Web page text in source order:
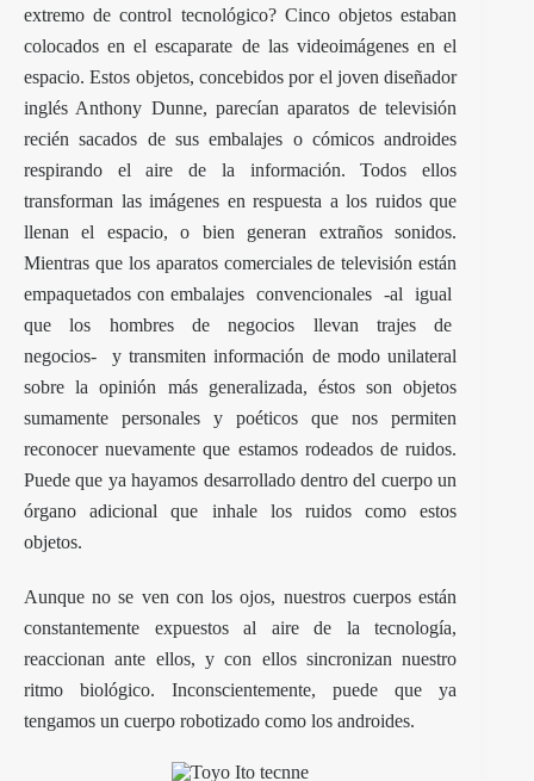
extremo de control tecnológico? Cinco objetos estaban
colocados en el escaparate de las videoimágenes en el
espacio. Estos objetos, concebidos por el joven diseñador
inglés Anthony Dunne, parecían aparatos de televisión
recién sacados de sus embalajes o cómicos androides
respirando el aire de la información. Todos ellos
transforman las imágenes en respuesta a los ruidos que
llenan el espacio, o bien generan extraños sonidos.
Mientras que los aparatos comerciales de televisión están
empaquetados con embalajes convencionales -al igual
que los hombres de negocios llevan trajes de
negocios- y transmiten información de modo unilateral
sobre la opinión más generalizada, éstos son objetos
sumamente personales y poéticos que nos permiten
reconocer nuevamente que estamos rodeados de ruidos.
Puede que ya hayamos desarrollado dentro del cuerpo un
órgano adicional que inhale los ruidos como estos
objetos.
Aunque no se ven con los ojos, nuestros cuerpos están
constantemente expuestos al aire de la tecnología,
reaccionan ante ellos, y con ellos sincronizan nuestro
ritmo biológico. Inconscientemente, puede que ya
tengamos un cuerpo robotizado como los androides.